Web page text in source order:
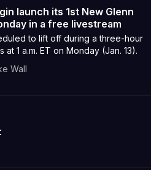
launch its 1st New Glenn
in a free livestream
to lift off during a three-hour
1 a.m. ET on Monday (Jan. 13).
Wall